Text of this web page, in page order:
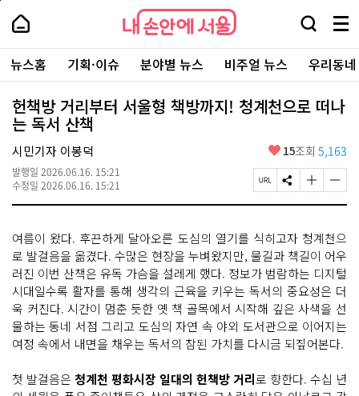
본
로
가
내
손
안
에
서
울
-
서
울
시
대
표
소
통
포
내
손
에
울
검
창
열
기
메
뉴
전
체
보
기
주
요
서
뉴스홈 기획·이슈 분야별 뉴스 비주얼 뉴스 우리동
헌책방 거리부터 서울형 책방까지! 청계천으로 떠나
는 독서 산책
시민기자 이봉덕
발행일 2026.06.16. 15:21
수정일 2026.06.16. 15:21
좋
요
15조회 5,163
페
이
R
L
복
사
S
N
유
하
기
글
자
크
게
변
경
하
기
글
자
작
게
변
경
하
기
여름이 왔다. 후끈하게 달아오른 도심의 열기를 식히고자 청계천으
로 발걸음을 옮겼다. 수많은 현장을 누벼왔지만, 물길과 책길이 어우
러진 이번 산책은 유독 가슴을 설레게 했다. 정보가 범람하는 디지털
시대일수록 활자를 통해 생각의 근육을 키우는 독서의 중요성은 더
욱 커진다. 시간이 멈춘 듯한 옛 책 골목에서 시작해 깊은 사색을 선
물하는 동네 서점 그리고 도심의 자연 속 야외 도서관으로 이어지는
여정 속에서 내면을 채우는 독서의 참된 가치를 다시금 되짚어본다.
첫 발걸음은 청계천 평화시장 일대의 헌책방 거리로 향한다. 수십 년
페
상
단
로